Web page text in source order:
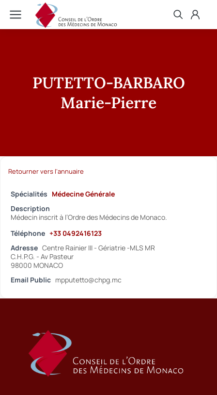
PUTETTO-BARBARO
Marie-Pierre
Retourner vers l'annuaire
Spécialités Médecine Générale
Description
Médecin inscrit à l’Ordre des Médecins de Monaco.
Téléphone +33 0492416123
Adresse Centre Rainier III - Gériatrie -MLS MR
C.H.P.G. - Av Pasteur
98000 MONACO
Email Public mpputetto@chpg.mc